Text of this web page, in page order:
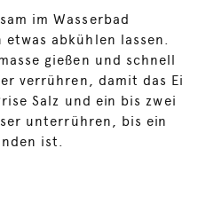
im Wasserbad
etwas abkühlen lassen.
gießen und schnell
verrühren, damit das Ei
Salz und ein bis zwei
unterrühren, bis ein
ist.